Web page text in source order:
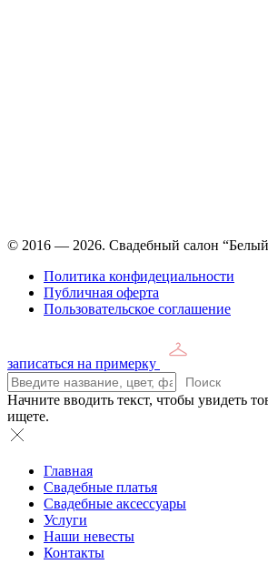
© 2016 — 2026. Свадебный салон “Белый
Политика конфидециальности
Публичная оферта
Пользовательское соглашение
записаться на примерку
Поиск
Начните вводить текст, чтобы увидеть
ищете.
Главная
Свадебные платья
Свадебные аксессуары
Услуги
Наши невесты
Контакты